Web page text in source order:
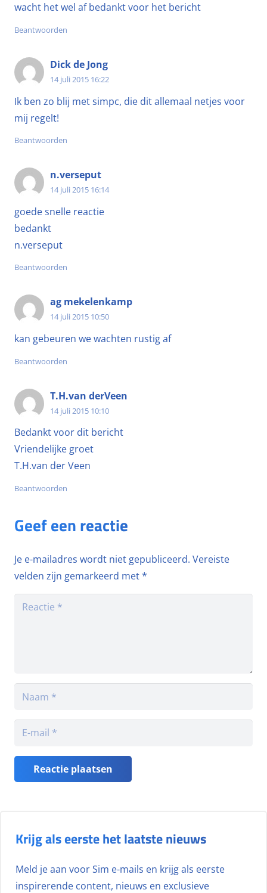
wacht het wel af bedankt voor het bericht
Beantwoorden
Dick de Jong
14 juli 2015 16:22
Ik ben zo blij met simpc, die dit allemaal netjes voor
mij regelt!
Beantwoorden
n.verseput
14 juli 2015 16:14
goede snelle reactie
bedankt
n.verseput
Beantwoorden
ag mekelenkamp
14 juli 2015 10:50
kan gebeuren we wachten rustig af
Beantwoorden
T.H.van derVeen
14 juli 2015 10:10
Bedankt voor dit bericht
Vriendelijke groet
T.H.van der Veen
Beantwoorden
Geef een reactie
Je e-mailadres wordt niet gepubliceerd. Vereiste
velden zijn gemarkeerd met*
Reactie plaatsen
Krijg als eerste het laatste nieuws
Meld je aan voor Sim e-mails en krijg als eerste
inspirerende content, nieuws en exclusieve